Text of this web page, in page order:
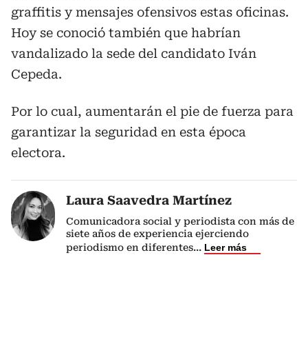
graffitis y mensajes ofensivos estas oficinas.
Hoy se conoció también que habrían
vandalizado la sede del candidato Iván
Cepeda.
Por lo cual, aumentarán el pie de fuerza para
garantizar la seguridad en esta época
electora.
Laura Saavedra Martínez
Comunicadora social y periodista con más de
siete años de experiencia ejerciendo
periodismo en diferentes... Leer más